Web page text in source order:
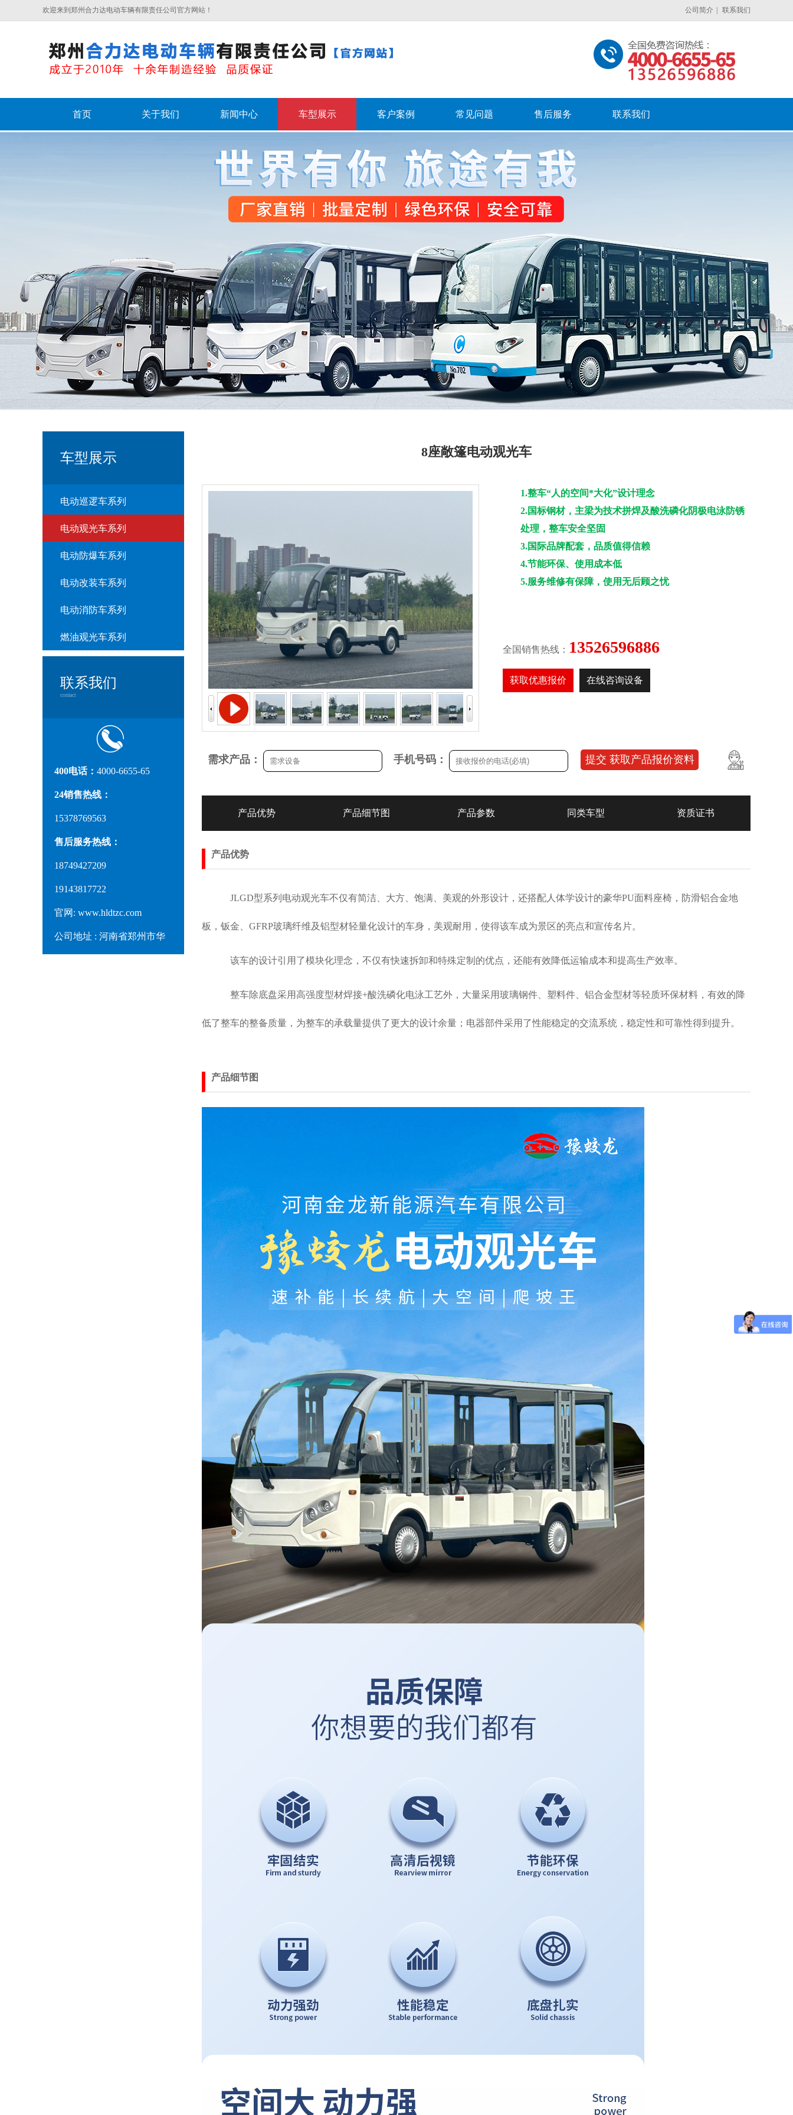
欢迎来到郑州合力达电动车辆有限责任公司官方网站！ 公司简介 联系我们
首页 关于我们 新闻中心 车型展示 客户案例 常见问题 售后服务 联系我们
车型展示
电动巡逻车系列
电动观光车系列
电动防爆车系列
电动改装车系列
电动消防车系列
燃油观光车系列
联系我们
contact
400电话： 4000-6655-65
24销售热线：
15378769563
售后服务热线：
18749427209
19143817722
官网: www.hldtzc.com
公司地址 : 河南省郑州市华
8座敞篷电动观光车
1.整车“人的空间*大化”设计理念
2.国标钢材，主梁为技术拼焊及酸洗磷化阴极电泳防锈
处理 ，整车安全坚固
3.国际品牌配套，品质值得信赖
4.节能环保、使用成本低
5.服务维修有保障，使用无后顾之忧
全国销售热线： 13526596886
获取优惠报价 在线咨询设备
需求产品： 手机号码： 提交 获取产品报价资料
产品优势 产品细节图 产品参数 同类车型 资质证书
产品优势
JLGD型系列电动观光车不仅有简洁、大方、饱满、美观的外形设计，还搭配 人体学设计的豪华PU面料座椅， 防滑铝合金地
板，钣金、 GFRP玻璃纤维及铝型材轻量化设计的车身，美观耐用， 使得该车成为景区的亮点和宣传名片。
该车的设计引用了模块化理念，不仅有快速拆卸和特殊定制的优点，还能有效降低运输成本和提高生产效率。
整车除底盘采用高强度型材焊接+酸洗磷化电泳工艺外，大量采用玻璃钢件、塑料件、铝合金型材等轻质环保材料，有效的降
低了整车的整备质量，为整车的承载量提供了更大的设计余量；电器部件采用了性能稳定的交流系统，稳定性和可靠性得到提升。
产品细节图